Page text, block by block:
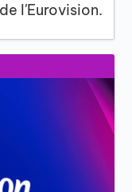
l'Eurovision.